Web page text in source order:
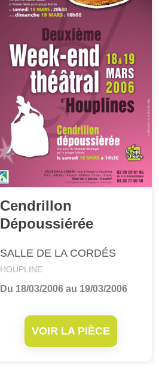
Cendrillon
Dépoussiérée
SALLE DE LA CORDÉS
HOUPLINE
Du 18/03/2006 au 19/03/2006
VOIR LA PIÈCE